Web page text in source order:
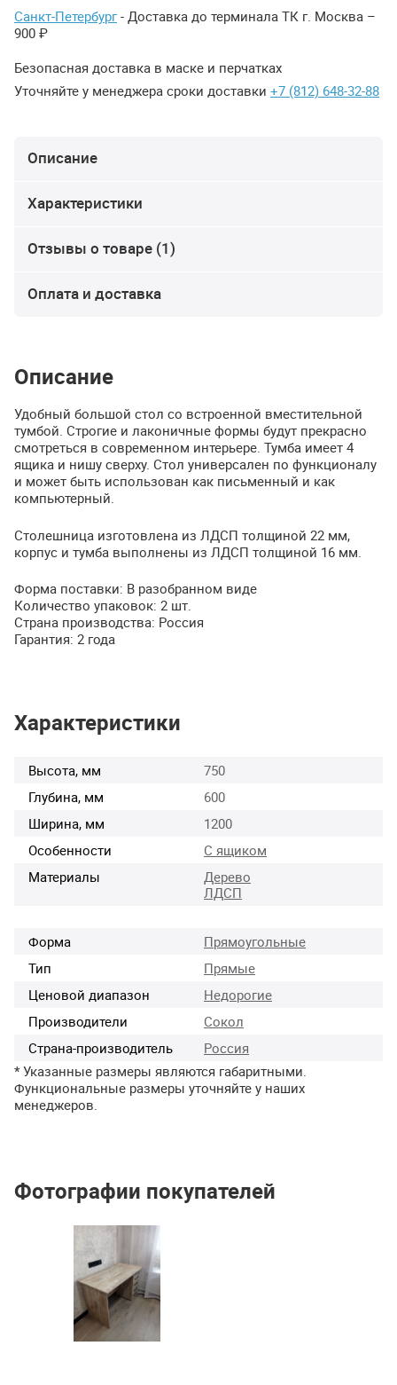
Санкт-Петербург- Доставка до терминала ТК г. Москва –
900 ₽
Безопасная доставка в маске и перчатках
Уточняйте у менеджера сроки доставки +7 (812) 648-32-88
Описание
Характеристики
Отзывы о товаре (1)
Оплата и доставка
Описание
Удобный большой стол со встроенной вместительной
тумбой. Строгие и лаконичные формы будут прекрасно
смотреться в современном интерьере. Тумба имеет 4
ящика и нишу сверху. Стол универсален по функционалу
и может быть использован как письменный и как
компьютерный.
Столешница изготовлена из ЛДСП толщиной 22 мм,
корпус и тумба выполнены из ЛДСП толщиной 16 мм.
Форма поставки: В разобранном виде
Количество упаковок: 2 шт.
Страна производства: Россия
Гарантия: 2 года
Характеристики
Высота, мм
750
Глубина, мм
600
Ширина, мм
1200
Особенности
С ящиком
Материалы
Дерево
ЛДСП
Форма
Прямоугольные
Тип
Прямые
Ценовой диапазон
Недорогие
Производители
Сокол
Страна-производитель
Россия
* Указанные размеры являются габаритными.
Функциональные размеры уточняйте у наших
менеджеров.
Фотографии покупателей